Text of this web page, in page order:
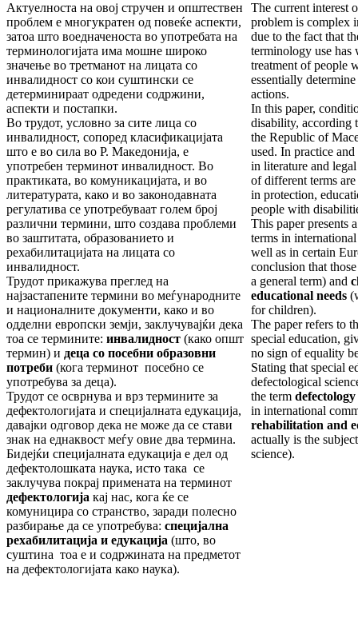
Актуелноста на овој стручен и општествен
проблем е многукратен од повеќе аспекти,
затоа што воедначеноста во употребата на
терминологијата има мошне широко
значење во третманот на лицата со
инвалидност со кои суштински се
детерминираат одредени содржини,
аспекти и постапки.
Во трудот, условно за сите лица со
инвалидност, сопоред класификацијата
што е во сила во Р. Македонија, е
употребен терминот инвалидност. Во
практиката, во комуникацијата, и во
литературата, како и во законодавната
регулатива се употребуваат голем број
различни термини, што создава проблеми
во заштитата, образованието и
рехабилитацијата на лицата со
инвалидност.
Трудот прикажува преглед на
најзастапените термини во меѓународните
и националните документи, како и во
одделни европски земји, заклучувајќи дека
тоа се термините: инвалидност (како општ
термин) и деца со посебни образовни
потреби (кога терминот посебно се
употребува за деца).
Трудот се осврнува и врз термините за
дефектологијата и специјалната едукација,
давајки одговор дека не може да се стави
знак на еднаквост меѓу овие два термина.
Бидејќи специјалната едукација е дел од
дефектолошката наука, исто така се
заклучува покрај примената на терминот
дефектологија кај нас, кога ќе се
комуницира со странство, заради полесно
разбирање да се употребува: специјална
рехабилитација и едукација (што, во
суштина тоа е и содржината на предметот
на дефектологијата како наука).
The current interest
problem is complex
due to the fact that
terminology use has
treatment of people
essentially
actions.
In this paper,
disability, according
the Republic of
used. In practice
in literature and
of different terms
in protection,
people with
This paper presents
terms in
well as in certain
conclusion that
a general term) and
educational needs
for children).
The paper refers to
special education,
no sign of equality
Stating that special
defectological
the term defectology
in international
rehabilitation and
actually is the
science).